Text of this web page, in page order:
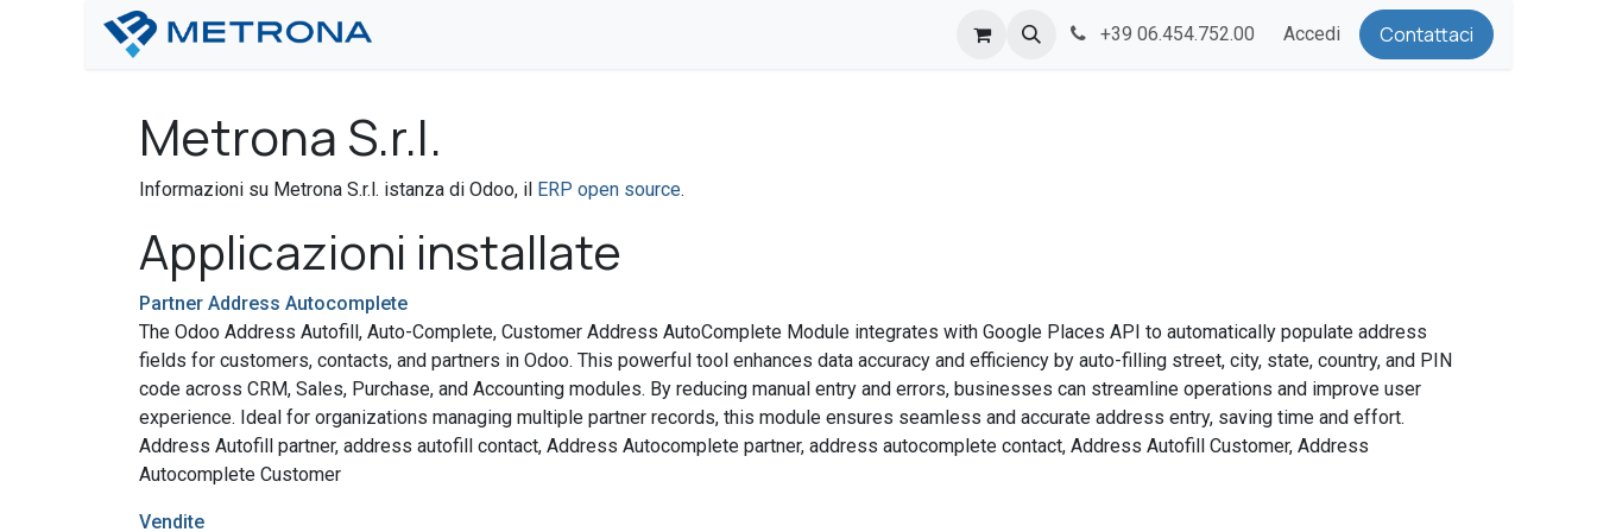
Passa al contenuto
Negozio +39 06.454.752.00 Accedi Contattaci​
Metrona S.r.l.
Informazioni su Metrona S.r.l. istanza di Odoo, il ERP open source.
Applicazioni installate
Partner Address Autocomplete
The Odoo Address Autofill, Auto-Complete, Customer Address AutoComplete Module integrates with Google Places API to automatically populate address
fields for customers, contacts, and partners in Odoo. This powerful tool enhances data accuracy and efficiency by auto-filling street, city, state, country, and PIN
code across CRM, Sales, Purchase, and Accounting modules. By reducing manual entry and errors, businesses can streamline operations and improve user
experience. Ideal for organizations managing multiple partner records, this module ensures seamless and accurate address entry, saving time and effort.
Address Autofill partner, address autofill contact, Address Autocomplete partner, address autocomplete contact, Address Autofill Customer, Address
Autocomplete Customer
Vendite